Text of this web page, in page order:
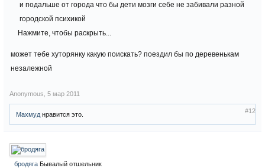
и подальше от города что бы дети мозги себе не забивали разной
городской психикой
Нажмите, чтобы раскрыть...
может тебе хуторянку какую поискать? поездил бы по деревенькам
незалежной
Anonymous 5 мар 2011
#12
Махмуд нравится это.
бродяга Бывалый отшельник